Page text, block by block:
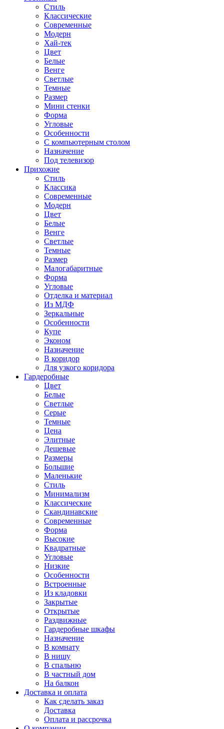
Стиль
Классические
Современные
Модерн
Хай-тек
Цвет
Белые
Венге
Светлые
Темные
Размер
Мини стенки
Форма
Угловые
Особенности
С компьютерным столом
Назначение
Под телевизор
Прихожие
Стиль
Классика
Современные
Модерн
Цвет
Белые
Венге
Светлые
Темные
Размер
Малогабаритные
Форма
Угловые
Отделка и материал
Из МДФ
Зеркальные
Особенности
Купе
Эконом
Назначение
В коридор
Для узкого коридора
Гардеробные
Цвет
Белые
Светлые
Серые
Темные
Цена
Элитные
Дешевые
Размеры
Большие
Маленькие
Стиль
Минимализм
Классические
Скандинавские
Современные
Форма
Высокие
Квадратные
Угловые
Низкие
Особенности
Встроенные
Из кладовки
Закрытые
Открытые
Раздвижные
Гардеробные шкафы
Назначение
В комнату
В нишу
В спальню
В частный дом
На балкон
Доставка и оплата
Как сделать заказ
Доставка
Оплата и рассрочка